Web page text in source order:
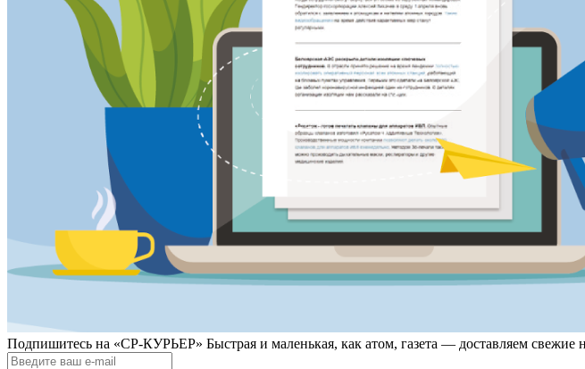
Подпишитесь на «СР-КУРЬЕР» Быстрая и маленькая, как атом, газета — доставляем